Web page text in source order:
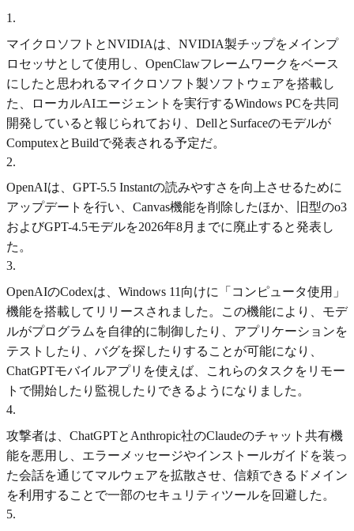
1 .
マイクロソフトとNVIDIAは、NVIDIA製チップをメインプ
ロセッサとして使用し、OpenClawフレームワークをベース
にしたと思われるマイクロソフト製ソフトウェアを搭載し
た、ローカルAIエージェントを実行するWindows PCを共同
開発していると報じられており、DellとSurfaceのモデルが
ComputexとBuildで発表される予定だ。
2.
OpenAIは、GPT-5.5 Instantの読みやすさを向上させるために
アップデートを行い、Canvas機能を削除したほか、旧型のo3
およびGPT-4.5モデルを2026年8月までに廃止すると発表し
た。
3.
OpenAIのCodexは、Windows 11向けに「コンピュータ使用」
機能を搭載してリリースされました。この機能により、モデ
ルがプログラムを自律的に制御したり、アプリケーションを
テストしたり、バグを探したりすることが可能になり、
ChatGPTモバイルアプリを使えば、これらのタスクをリモー
トで開始したり監視したりできるようになりました。
4.
攻撃者は、ChatGPTとAnthropic社のClaudeのチャット共有機
能を悪用し、エラーメッセージやインストールガイドを装っ
た会話を通じてマルウェアを拡散させ、信頼できるドメイン
を利用することで一部のセキュリティツールを回避した。
5.